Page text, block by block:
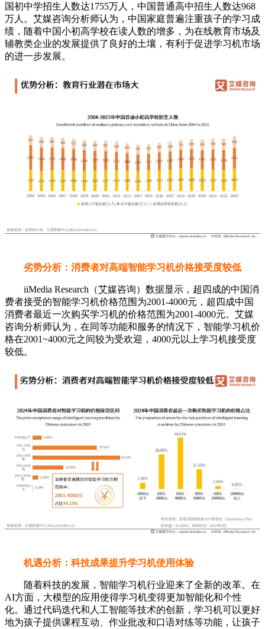
国初中学招生人数达1755万人，中国普通高中招生人数达968
万人。艾媒咨询分析师认为，中国家庭普遍注重孩子的学习成
绩，随着中国小初高学校在读人数的增多，为在线教育市场及
辅教类企业的发展提供了良好的土壤，有利于促进学习机市场
的进一步发展。
劣势分析：消费者对高端智能学习机价格接受度较低
iiMedia Research（艾媒咨询）数据显示，超四成的中国消
费者接受的智能学习机价格范围为2001-4000元，超四成中国
消费者最近一次购买学习机的价格范围为2001-4000元。艾媒
咨询分析师认为，在同等功能和服务的情况下，智能学习机价
格在2001~4000元之间较为受欢迎，4000元以上学习机接受度
较低。
机遇分析：科技成果提升学习机使用体验
随着科技的发展，智能学习机行业迎来了全新的改革。在
AI方面，大模型的应用使得学习机变得更加智能化和个性
化。通过代码迭代和人工智能等技术的创新，学习机可以更好
地为孩子提供课程互动、作业批改和口语对练等功能，让孩子